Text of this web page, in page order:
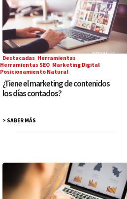
Destacadas Herramientas
Herramientas SEO Marketing Digital
Posicionamiento Natural
¿Tiene el marketing de contenidos
los días contados?
> SABER MÁS